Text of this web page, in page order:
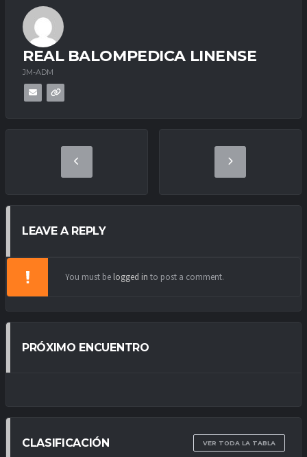
REAL BALOMPEDICA LINENSE
JM-ADM
LEAVE A REPLY
You must be logged in to post a comment.
PRÓXIMO ENCUENTRO
CLASIFICACIÓN VER TODA LA TABLA